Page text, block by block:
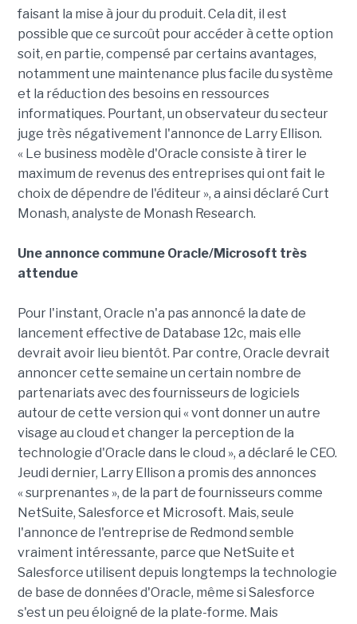
faisant la mise à jour du produit. Cela dit, il est
possible que ce surcoût pour accéder à cette option
soit, en partie, compensé par certains avantages,
notamment une maintenance plus facile du système
et la réduction des besoins en ressources
informatiques. Pourtant, un observateur du secteur
juge très négativement l'annonce de Larry Ellison.
« Le business modèle d'Oracle consiste à tirer le
maximum de revenus des entreprises qui ont fait le
choix de dépendre de l'éditeur », a ainsi déclaré Curt
Monash, analyste de Monash Research.
Une annonce commune Oracle/Microsoft très
attendue
Pour l'instant, Oracle n'a pas annoncé la date de
lancement effective de Database 12c, mais elle
devrait avoir lieu bientôt. Par contre, Oracle devrait
annoncer cette semaine un certain nombre de
partenariats avec des fournisseurs de logiciels
autour de cette version qui « vont donner un autre
visage au cloud et changer la perception de la
technologie d'Oracle dans le cloud », a déclaré le CEO.
Jeudi dernier, Larry Ellison a promis des annonces
« surprenantes », de la part de fournisseurs comme
NetSuite, Salesforce et Microsoft. Mais, seule
l'annonce de l'entreprise de Redmond semble
vraiment intéressante, parce que NetSuite et
Salesforce utilisent depuis longtemps la technologie
de base de données d'Oracle, même si Salesforce
s'est un peu éloigné de la plate-forme. Mais